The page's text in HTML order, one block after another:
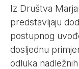
Iz Društva
predstavljaju
postupnog
dosljednu
odluka